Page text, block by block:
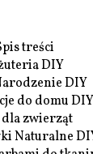
treści
DIY
DIY
do domu DIY
zwierząt
Naturalne